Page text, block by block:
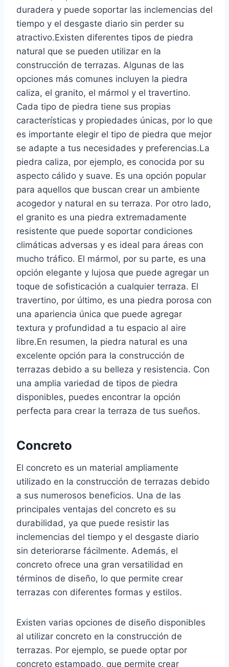
duradera y puede soportar las inclemencias del
tiempo y el desgaste diario sin perder su
atractivo.Existen diferentes tipos de piedra
natural que se pueden utilizar en la
construcción de terrazas. Algunas de las
opciones más comunes incluyen la piedra
caliza, el granito, el mármol y el travertino.
Cada tipo de piedra tiene sus propias
características y propiedades únicas, por lo que
es importante elegir el tipo de piedra que mejor
se adapte a tus necesidades y preferencias.La
piedra caliza, por ejemplo, es conocida por su
aspecto cálido y suave. Es una opción popular
para aquellos que buscan crear un ambiente
acogedor y natural en su terraza. Por otro lado,
el granito es una piedra extremadamente
resistente que puede soportar condiciones
climáticas adversas y es ideal para áreas con
mucho tráfico. El mármol, por su parte, es una
opción elegante y lujosa que puede agregar un
toque de sofisticación a cualquier terraza. El
travertino, por último, es una piedra porosa con
una apariencia única que puede agregar
textura y profundidad a tu espacio al aire
libre.En resumen, la piedra natural es una
excelente opción para la construcción de
terrazas debido a su belleza y resistencia. Con
una amplia variedad de tipos de piedra
disponibles, puedes encontrar la opción
perfecta para crear la terraza de tus sueños.
Concreto
El concreto es un material ampliamente
utilizado en la construcción de terrazas debido
a sus numerosos beneficios. Una de las
principales ventajas del concreto es su
durabilidad, ya que puede resistir las
inclemencias del tiempo y el desgaste diario
sin deteriorarse fácilmente. Además, el
concreto ofrece una gran versatilidad en
términos de diseño, lo que permite crear
terrazas con diferentes formas y estilos.
Existen varias opciones de diseño disponibles
al utilizar concreto en la construcción de
terrazas. Por ejemplo, se puede optar por
concreto estampado, que permite crear